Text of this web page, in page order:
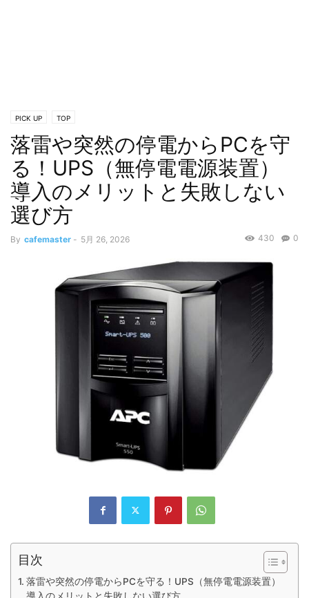
PICK UP TOP
落雷や突然の停電からPCを守
る！UPS（無停電電源装置）
導入のメリットと失敗しない
選び方
By cafemaster - 5月 26, 2026 0
430
目次
落雷や突然の停電からPCを守る！UPS（無停電電源装置）